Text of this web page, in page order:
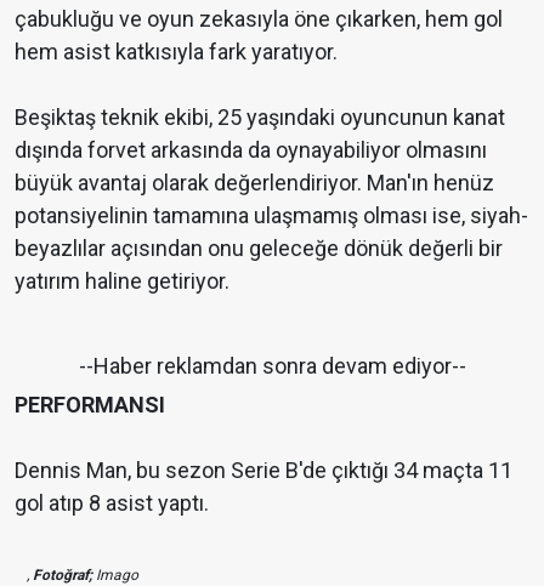
çabukluğu ve oyun zekasıyla öne çıkarken, hem gol
hem asist katkısıyla fark yaratıyor.
Beşiktaş teknik ekibi, 25 yaşındaki oyuncunun kanat
dışında forvet arkasında da oynayabiliyor olmasını
büyük avantaj olarak değerlendiriyor. Man'ın henüz
potansiyelinin tamamına ulaşmamış olması ise, siyah-
beyazlılar açısından onu geleceğe dönük değerli bir
yatırım haline getiriyor.
--Haber reklamdan sonra devam ediyor--
PERFORMANSI
Dennis Man, bu sezon Serie B'de çıktığı 34 maçta 11
gol atıp 8 asist yaptı.
, Fotoğraf;Imago